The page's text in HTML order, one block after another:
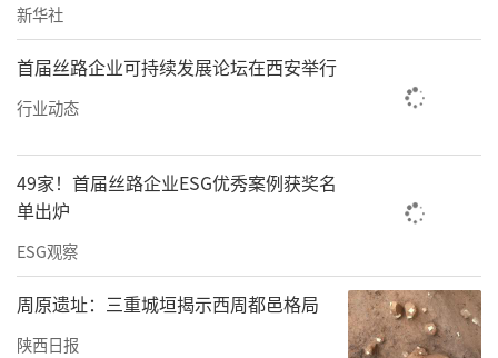
新华社
首届丝路企业可持续发展论坛在西安举行
行业动态
49家！首届丝路企业ESG优秀案例获奖名
单出炉
ESG观察
周原遗址：三重城垣揭示西周都邑格局
陕西日报